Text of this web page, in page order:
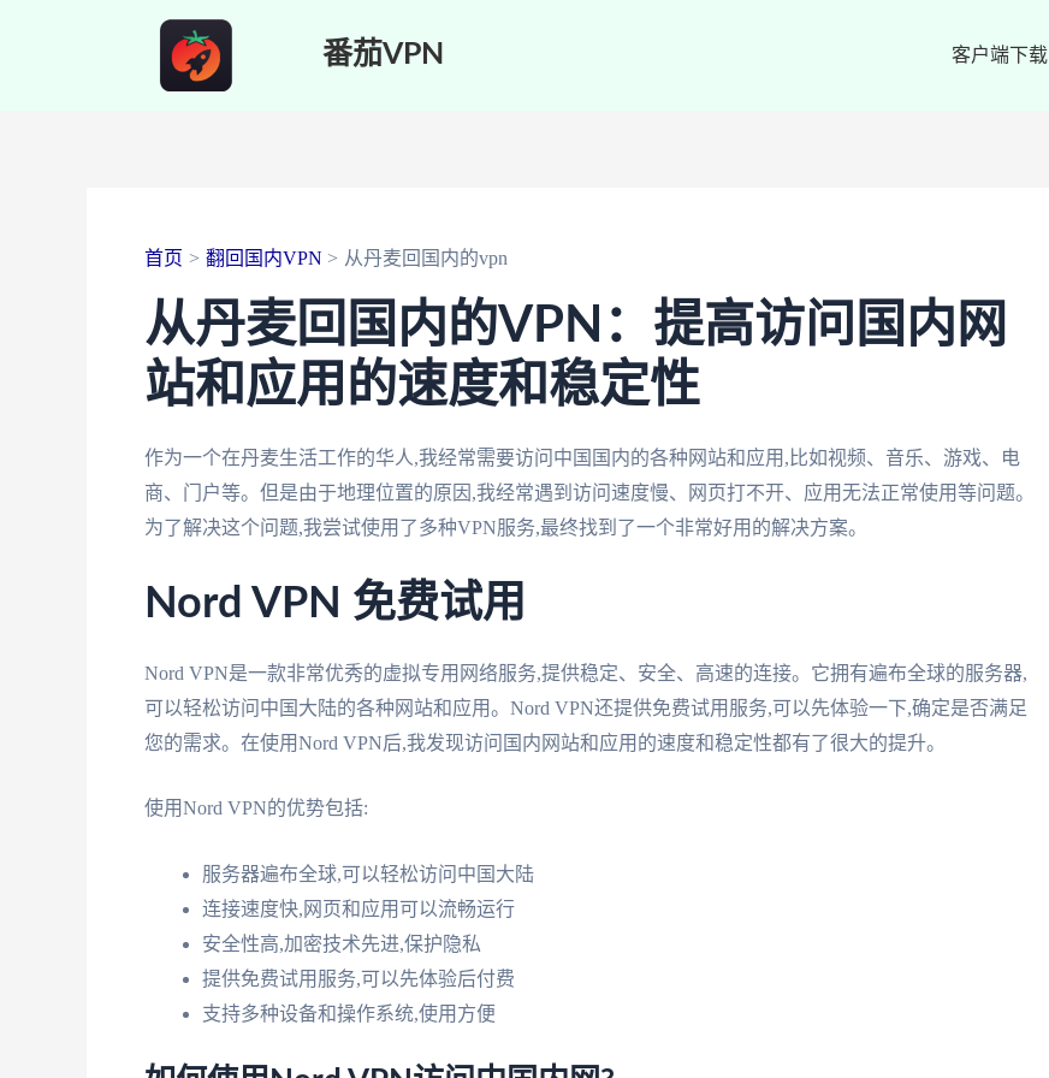
番茄VPN 客户端下载
首页 翻回国内VPN 从丹麦回国内的vpn
从丹麦回国内的VPN：提高访问国内网
站和应用的速度和稳定性
作为一个在丹麦生活工作的华人,我经常需要访问中国国内的各种网站和应用,比如视频、音乐、游戏、电
商、门户等。但是由于地理位置的原因,我经常遇到访问速度慢、网页打不开、应用无法正常使用等问题。
为了解决这个问题,我尝试使用了多种VPN服务,最终找到了一个非常好用的解决方案。
Nord VPN 免费试用
Nord VPN是一款非常优秀的虚拟专用网络服务,提供稳定、安全、高速的连接。它拥有遍布全球的服务器,
可以轻松访问中国大陆的各种网站和应用。Nord VPN还提供免费试用服务,可以先体验一下,确定是否满足
您的需求。在使用Nord VPN后,我发现访问国内网站和应用的速度和稳定性都有了很大的提升。
使用Nord VPN的优势包括:
服务器遍布全球,可以轻松访问中国大陆
连接速度快,网页和应用可以流畅运行
安全性高,加密技术先进,保护隐私
提供免费试用服务,可以先体验后付费
支持多种设备和操作系统,使用方便